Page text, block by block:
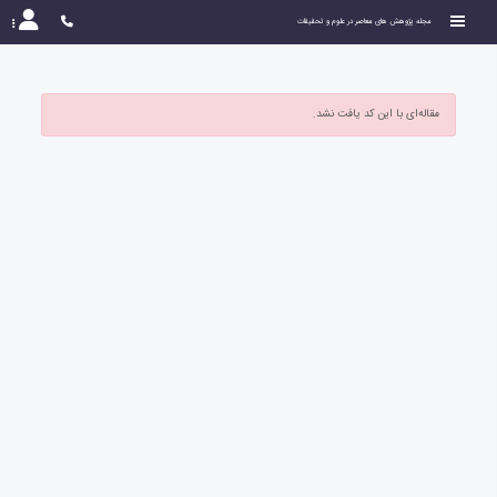
مجله پژوهش های معاصر در علوم و تحقیقات
مقاله‌ای با این کد یافت نشد.